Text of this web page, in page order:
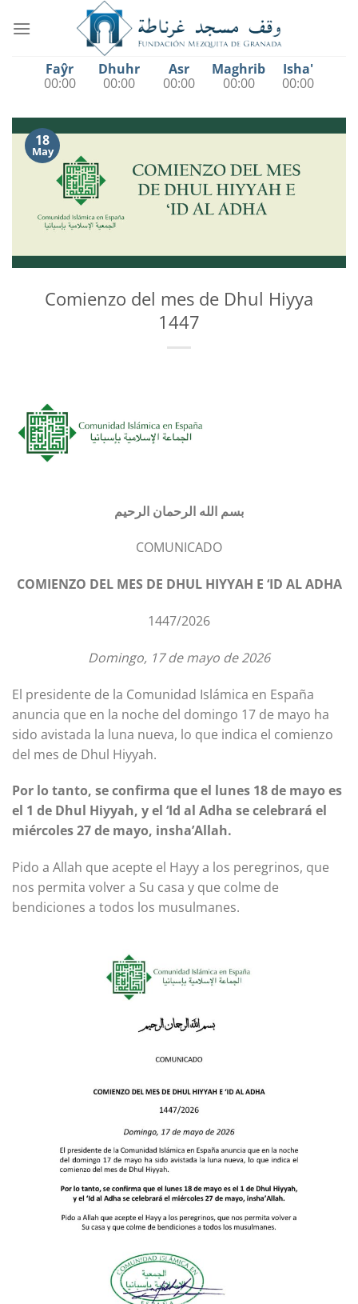
Faŷr
00:00
Dhuhr
00:00
Asr
00:00
Maghrib
00:00
Isha'
00:00
18
May
Comienzo del mes de Dhul Hiyya
1447
بسم الله الرحمان الرحيم
COMUNICADO
COMIENZO DEL MES DE DHUL HIYYAH E ‘ID AL ADHA
1447/2026
Domingo, 17 de mayo de 2026
El presidente de la Comunidad Islámica en España
anuncia que en la noche del domingo 17 de mayo ha
sido avistada la luna nueva, lo que indica el comienzo
del mes de Dhul Hiyyah.
Por lo tanto, se confirma que el lunes 18 de mayo es
el 1 de Dhul Hiyyah, y el ‘Id al Adha se celebrará el
miércoles 27 de mayo, insha’Allah.
Pido a Allah que acepte el Hayy a los peregrinos, que
nos permita volver a Su casa y que colme de
bendiciones a todos los musulmanes.